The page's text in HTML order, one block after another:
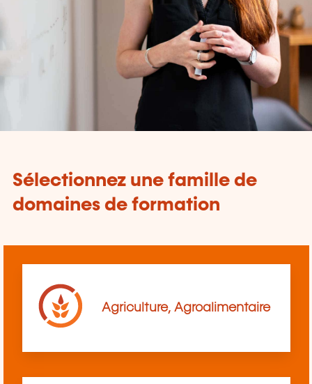
Sélectionnez une famille de
domaines de formation
Agriculture, Agroalimentaire